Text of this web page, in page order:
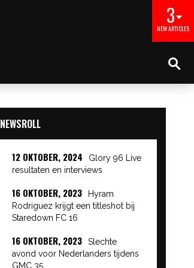
3
NEW ARTICLES
NEWSROLL
12 OKTOBER, 2024
Glory 96 Live
resultaten en interviews
16 OKTOBER, 2023
Hyram
Rodriguez krijgt een titleshot bij
Staredown FC 16
16 OKTOBER, 2023
Slechte
avond voor Nederlanders tijdens
GMC 35